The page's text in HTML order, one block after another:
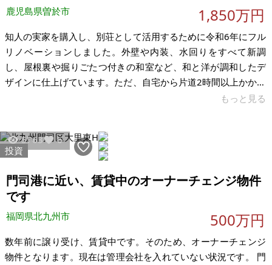
鹿児島県曽於市 1,850万円
知人の実家を購入し、別荘として活用するために令和6年にフル
リノベーションしました。外壁や内装、水回りをすべて新調
し、屋根裏や掘りごたつ付きの和室など、和と洋が調和したデ
ザインに仕上げています。ただ、自宅から片道2時間以上かかる
ため管理が難しく、現状ほとんど使用していないまま綺麗な状
ィングボード・石積み調仕上げを採用し、上質な和モダン空間
に仕上がっています。 ＜各部屋の詳細＞ • 掘りごたつ付き和室
（杉の一枚板テーブル付） • 屋根裏部屋（収納・書斎・趣味ス
ペースにも） • 間接
もっと見る
5763
6
投資
門司港に近い、賃貸中のオーナーチェンジ物件
です
福岡県北九州市 500万円
数年前に譲り受け、賃貸中です。そのため、オーナーチェンジ
物件となります。現在は管理会社を入れていない状況です。 門